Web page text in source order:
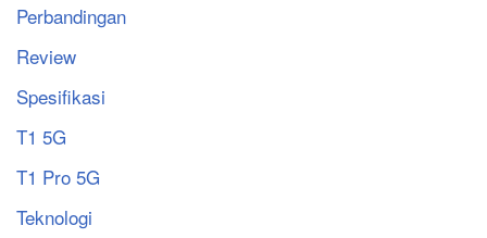
Perbandingan
Review
Spesifikasi
T1 5G
T1 Pro 5G
Teknologi